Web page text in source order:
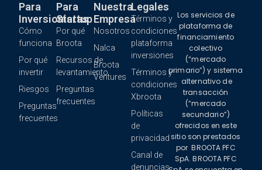
Para
Inversionistas
Cómo
funciona
Por qué
invertir
Riesgos
Preguntas
frecuentes
Para
Startup
Por qué
Broota
Recursos de
levantamiento
Preguntas
frecuentes
Nuestra
Empresa
Nosotros
Nalca
Broota
Ventures
Legales
Términos y
condiciones
plataforma
inversiones
Términos y
condiciones
Xbroota
Políticas
de
privacidad
Canal de
denuncias
Los servicios de
plataforma de
financiamiento
colectivo
(“mercado
primario”) y sistema
alternativo de
transacción
(“mercado
secundario”)
ofrecidos en este
sitio son prestados
por BROOTA PFC
SpA. BROOTA PFC